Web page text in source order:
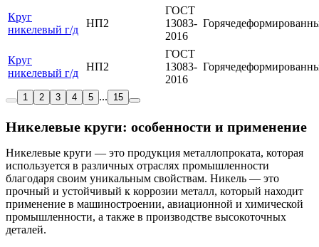
Круг
никелевый г/д
НП2
ГОСТ
13083-
2016
Круг
никелевый г/д
НП2
ГОСТ
13083-
2016
1 2 3 4 5 ... 15
Никелевые круги: особенности и применение
Никелевые круги — это продукция металлопроката, которая
используется в различных отраслях промышленности
благодаря своим уникальным свойствам. Никель — это
прочный и устойчивый к коррозии металл, который находит
применение в машиностроении, авиационной и химической
промышленности, а также в производстве высокоточных
деталей.